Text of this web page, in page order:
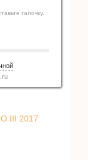
III 2017
галочку.